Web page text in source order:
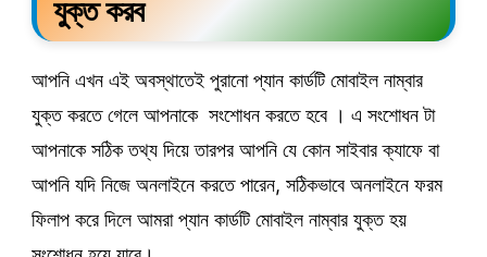
যুক্ত করব
আপনি এখন এই অবস্থাতেই পুরানো প্যান কার্ডটি মোবাইল নাম্বার
যুক্ত করতে গেলে আপনাকে সংশোধন করতে হবে । এ সংশোধন টা
আপনাকে সঠিক তথ্য দিয়ে তারপর আপনি যে কোন সাইবার ক্যাফে বা
আপনি যদি নিজে অনলাইনে করতে পারেন, সঠিকভাবে অনলাইনে ফরম
ফিলাপ করে দিলে আমরা প্যান কার্ডটি মোবাইল নাম্বার যুক্ত হয়